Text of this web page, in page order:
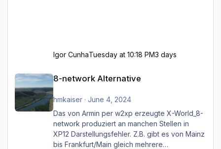
Igor CunhaTuesday at 10:18 PM3 days
8-network Alternative
hmkaiser· June 4, 2024
Das von Armin per w2xp erzeugte X-World_8-
network produziert an manchen Stellen in
XP12 Darstellungsfehler. Z.B. gibt es von Mainz
bis Frankfurt/Main gleich mehrere